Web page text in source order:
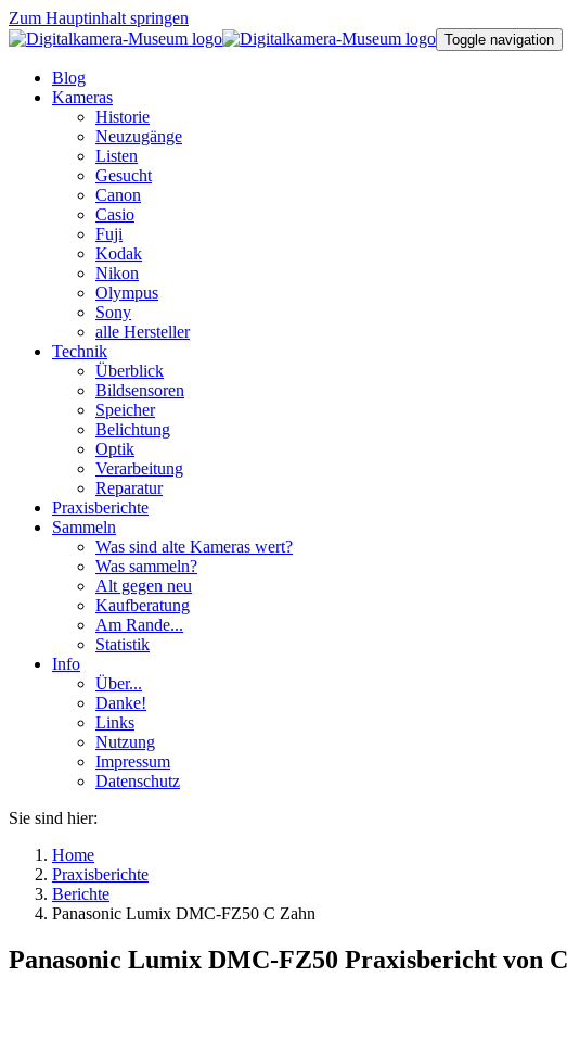
Zum Hauptinhalt springen
Toggle navigation
Blog
Kameras
Historie
Neuzugänge
Listen
Gesucht
Canon
Casio
Fuji
Kodak
Nikon
Olympus
Sony
alle Hersteller
Technik
Überblick
Bildsensoren
Speicher
Belichtung
Optik
Verarbeitung
Reparatur
Praxisberichte
Sammeln
Was sind alte Kameras wert?
Was sammeln?
Alt gegen neu
Kaufberatung
Am Rande...
Statistik
Info
Über...
Danke!
Links
Nutzung
Impressum
Datenschutz
Sie sind hier:
Home
Praxisberichte
Berichte
Panasonic Lumix DMC-FZ50 C Zahn
Panasonic Lumix DMC-FZ50 Praxisbericht von